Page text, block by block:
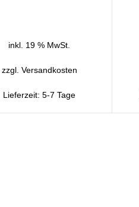
inkl. 19 % MwSt.
zzgl. Versandkosten
Lieferzeit:5-7 Tage